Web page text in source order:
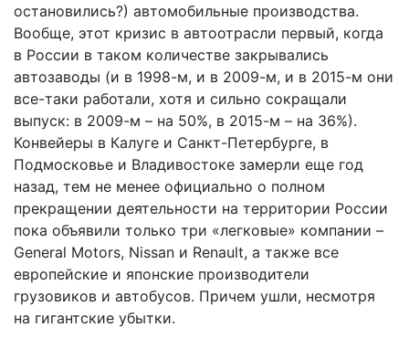
остановились?) автомобильные производства.
Вообще, этот кризис в автоотрасли первый, когда
в России в таком количестве закрывались
автозаводы (и в 1998-м, и в 2009-м, и в 2015-м они
все-таки работали, хотя и сильно сокращали
выпуск: в 2009-м – на 50%, в 2015-м – на 36%).
Конвейеры в Калуге и Санкт-Петербурге, в
Подмосковье и Владивостоке замерли еще год
назад, тем не менее официально о полном
прекращении деятельности на территории России
пока объявили только три «легковые» компании –
General Motors, Nissan и Renault, а также все
европейские и японские производители
грузовиков и автобусов. Причем ушли, несмотря
на гигантские убытки.